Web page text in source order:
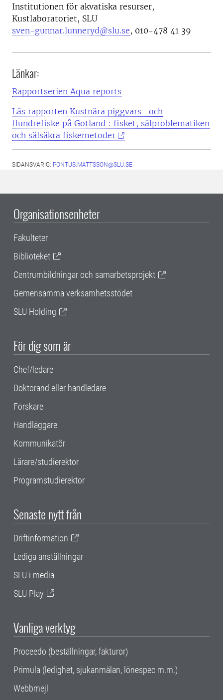
Institutionen för akvatiska resurser,
Kustlaboratoriet, SLU
sven-gunnar.lunneryd@slu.se, 010-478 41 39
Länkar:
Rapportserien Aqua reports
Läs rapporten Kustnära piggvars- och
flundrefiske på Gotland : fisket, sälproblematiken
och sälsäkra fiskemetoder
SIDANSVARIG: PONTUS.MATTSSON@SLU.SE
Organisationsenheter
Fakulteter
Biblioteket
Centrumbildningar och samarbetsprojekt
Gemensamma verksamhetsstödet
SLU Holding
För dig som är
Chef/ledare
Doktorand eller handledare
Forskare
Handläggare
Kommunikatör
Lärare/studierektor
Programstudierektor
Senaste nytt från
Driftinformation
Lediga anställningar
SLU i media
SLU Play
Vanliga verktyg
Proceedo (beställningar, fakturor)
Primula (ledighet, sjukanmälan, lönespec m.m.)
Webbmejl